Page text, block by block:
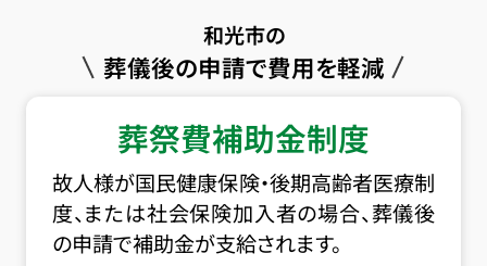
和光市の
葬儀後の申請で費用を軽減
葬祭費補助金制度
故人様が国民健康保険・後期高齢者医療制
度、または社会保険加入者の場合、葬儀後
の申請で補助金が支給されます。